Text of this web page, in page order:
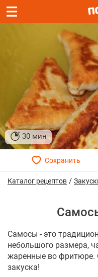
30 мин
Каталог рецептов /
Самосы - это
небольшого размера,
жаренные во фритюре.
закуска!